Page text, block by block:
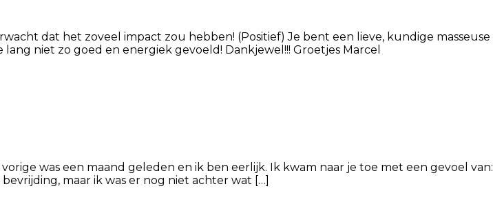
dat het zoveel impact zou hebben! (Positief) Je bent een lieve, kundige masseuse
niet zo goed en energiek gevoeld! Dankjewel!!! Groetjes Marcel
was een maand geleden en ik ben eerlijk. Ik kwam naar je toe met een gevoel van:
maar ik was er nog niet achter wat […]